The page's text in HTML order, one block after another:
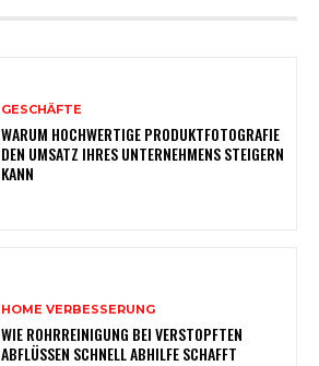
GESCHÄFTE
WARUM HOCHWERTIGE PRODUKTFOTOGRAFIE
DEN UMSATZ IHRES UNTERNEHMENS STEIGERN
KANN
HOME VERBESSERUNG
WIE ROHRREINIGUNG BEI VERSTOPFTEN
ABFLÜSSEN SCHNELL ABHILFE SCHAFFT